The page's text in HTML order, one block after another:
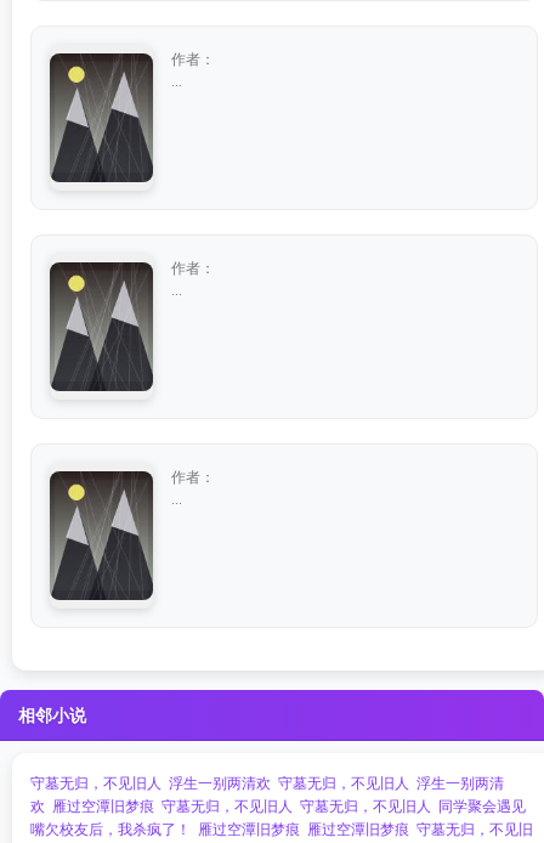
作者：
作者：
作者：
相邻小说
守墓无归，不见旧人 浮生一别两清欢 守墓无归，不见旧人 浮生一别两清
欢 雁过空潭旧梦痕 守墓无归，不见旧人 守墓无归，不见旧人
同学聚会遇见
嘴欠校友后，我杀疯了！
雁过空潭旧梦痕 雁过空潭旧梦痕 守墓无归，不见旧